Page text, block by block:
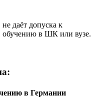
не даёт допуска к
обучению в ШК или вузе.
в Германии